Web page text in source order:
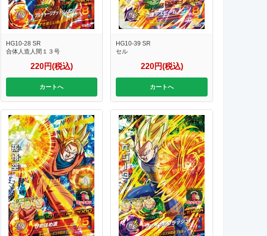
HG10-28 SR
合体人造人間１３号
220円(税込)
カートへ
HG10-39 SR
セル
220円(税込)
カートへ